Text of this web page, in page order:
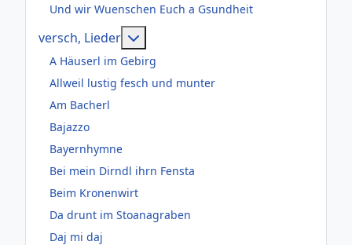
Und wir Wuenschen Euch a Gsundheit
versch, Lieder
A Häuserl im Gebirg
Allweil lustig fesch und munter
Am Bacherl
Bajazzo
Bayernhymne
Bei mein Dirndl ihrn Fensta
Beim Kronenwirt
Da drunt im Stoanagraben
Daj mi daj